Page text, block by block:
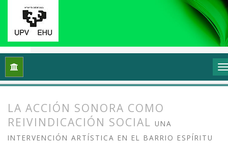
Inicio Vol. 3 Núm. 2 (2015): Entre la escucha y el
LA ACCIÓN SONORA COMO
REIVINDICACIÓN SOCIAL UNA
INTERVENCIÓN ARTÍSTICA EN EL BARRIO ESPÍRITU